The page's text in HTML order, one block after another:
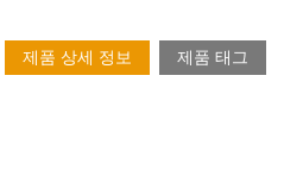
제품 상세 정보 제품 태그